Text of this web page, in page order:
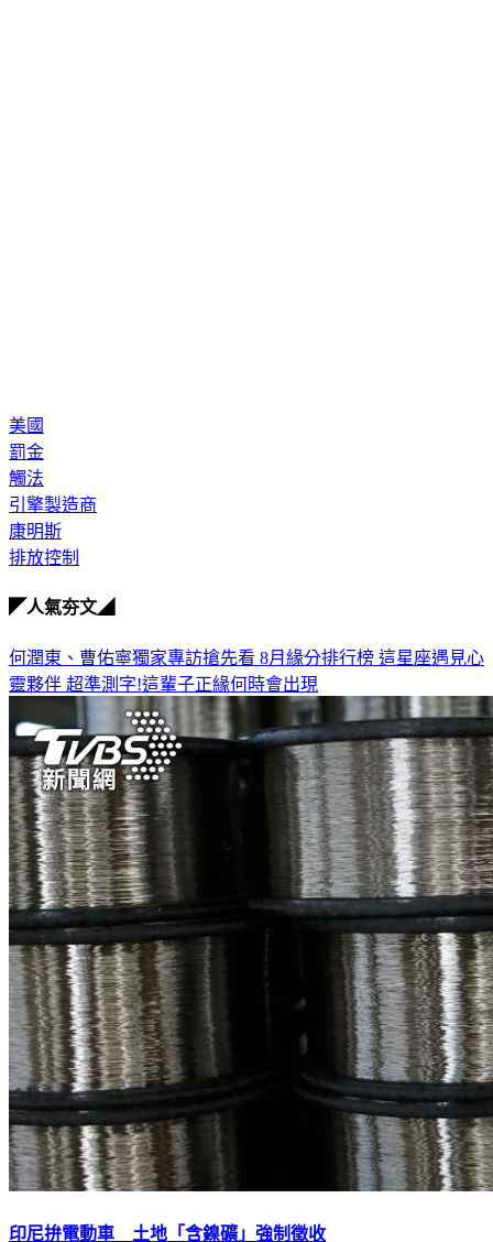
美國
罰金
觸法
引擎製造商
康明斯
排放控制
◤人氣夯文◢
何潤東、曹佑寧獨家專訪搶先看 8月緣分排行榜 這星座遇見心
靈夥伴 超準測字!這輩子正緣何時會出現
印尼拚電動車 土地「含鎳礦」強制徵收